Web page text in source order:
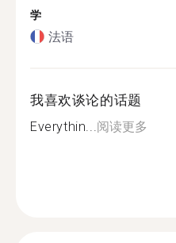
学
法语
我喜欢谈论的话题
Everythin... 阅读更多